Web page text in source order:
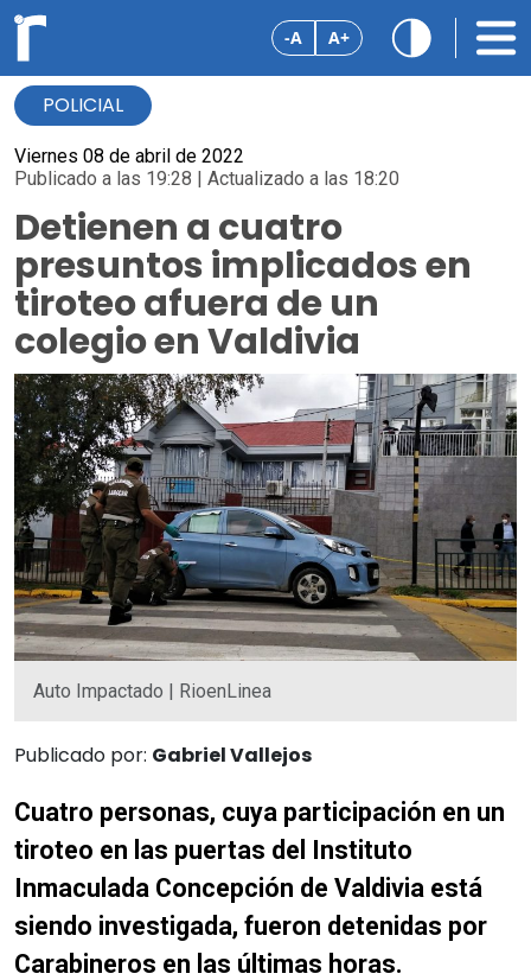
-A A+
POLICIAL
Viernes 08 de abril de 2022
Publicado a las 19:28 | Actualizado a las 18:20
Detienen a cuatro
presuntos implicados en
tiroteo afuera de un
colegio en Valdivia
Auto Impactado | RioenLinea
Publicado por: Gabriel Vallejos
Cuatro personas, cuya participación en un
tiroteo en las puertas del Instituto
Inmaculada Concepción de Valdivia está
siendo investigada, fueron detenidas por
Carabineros en las últimas horas.